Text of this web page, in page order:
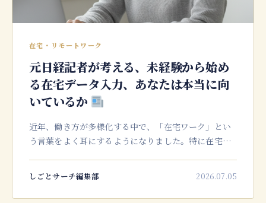
在宅・リモートワーク
元日経記者が考える、未経験から始め
る在宅データ入力、あなたは本当に向
いているか
近年、働き方が多様化する中で、「在宅ワーク」とい
う言葉をよく耳にするようになりました。特に在宅デ
から大きな注目を集めているよ
しごとサーチ編集部 2026.07.05